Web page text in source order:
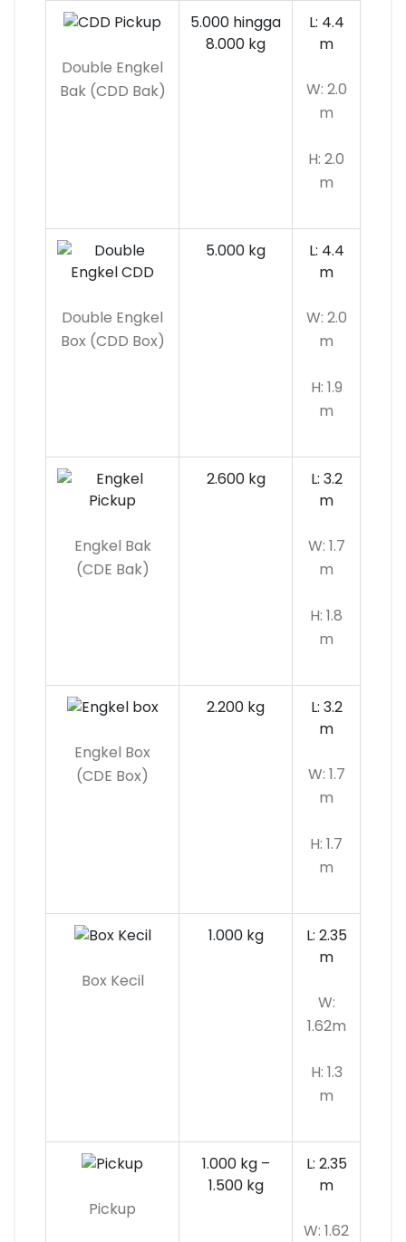
Double Engkel
Bak (CDD Bak)
5.000 hingga
8.000 kg
L: 4.4
m
W: 2.0
m
H: 2.0
m
Double Engkel
Box (CDD Box)
5.000 kg
L: 4.4
m
W: 2.0
m
H: 1.9
m
Engkel Bak
(CDE Bak)
2.600 kg
L: 3.2
m
W: 1.7
m
H: 1.8
m
Engkel Box
(CDE Box)
2.200 kg
L: 3.2
m
W: 1.7
m
H: 1.7
m
Box Kecil
1.000 kg
L: 2.35
m
W:
1.62m
H: 1.3
m
Pickup
1.000 kg –
1.500 kg
L: 2.35
m
W: 1.62